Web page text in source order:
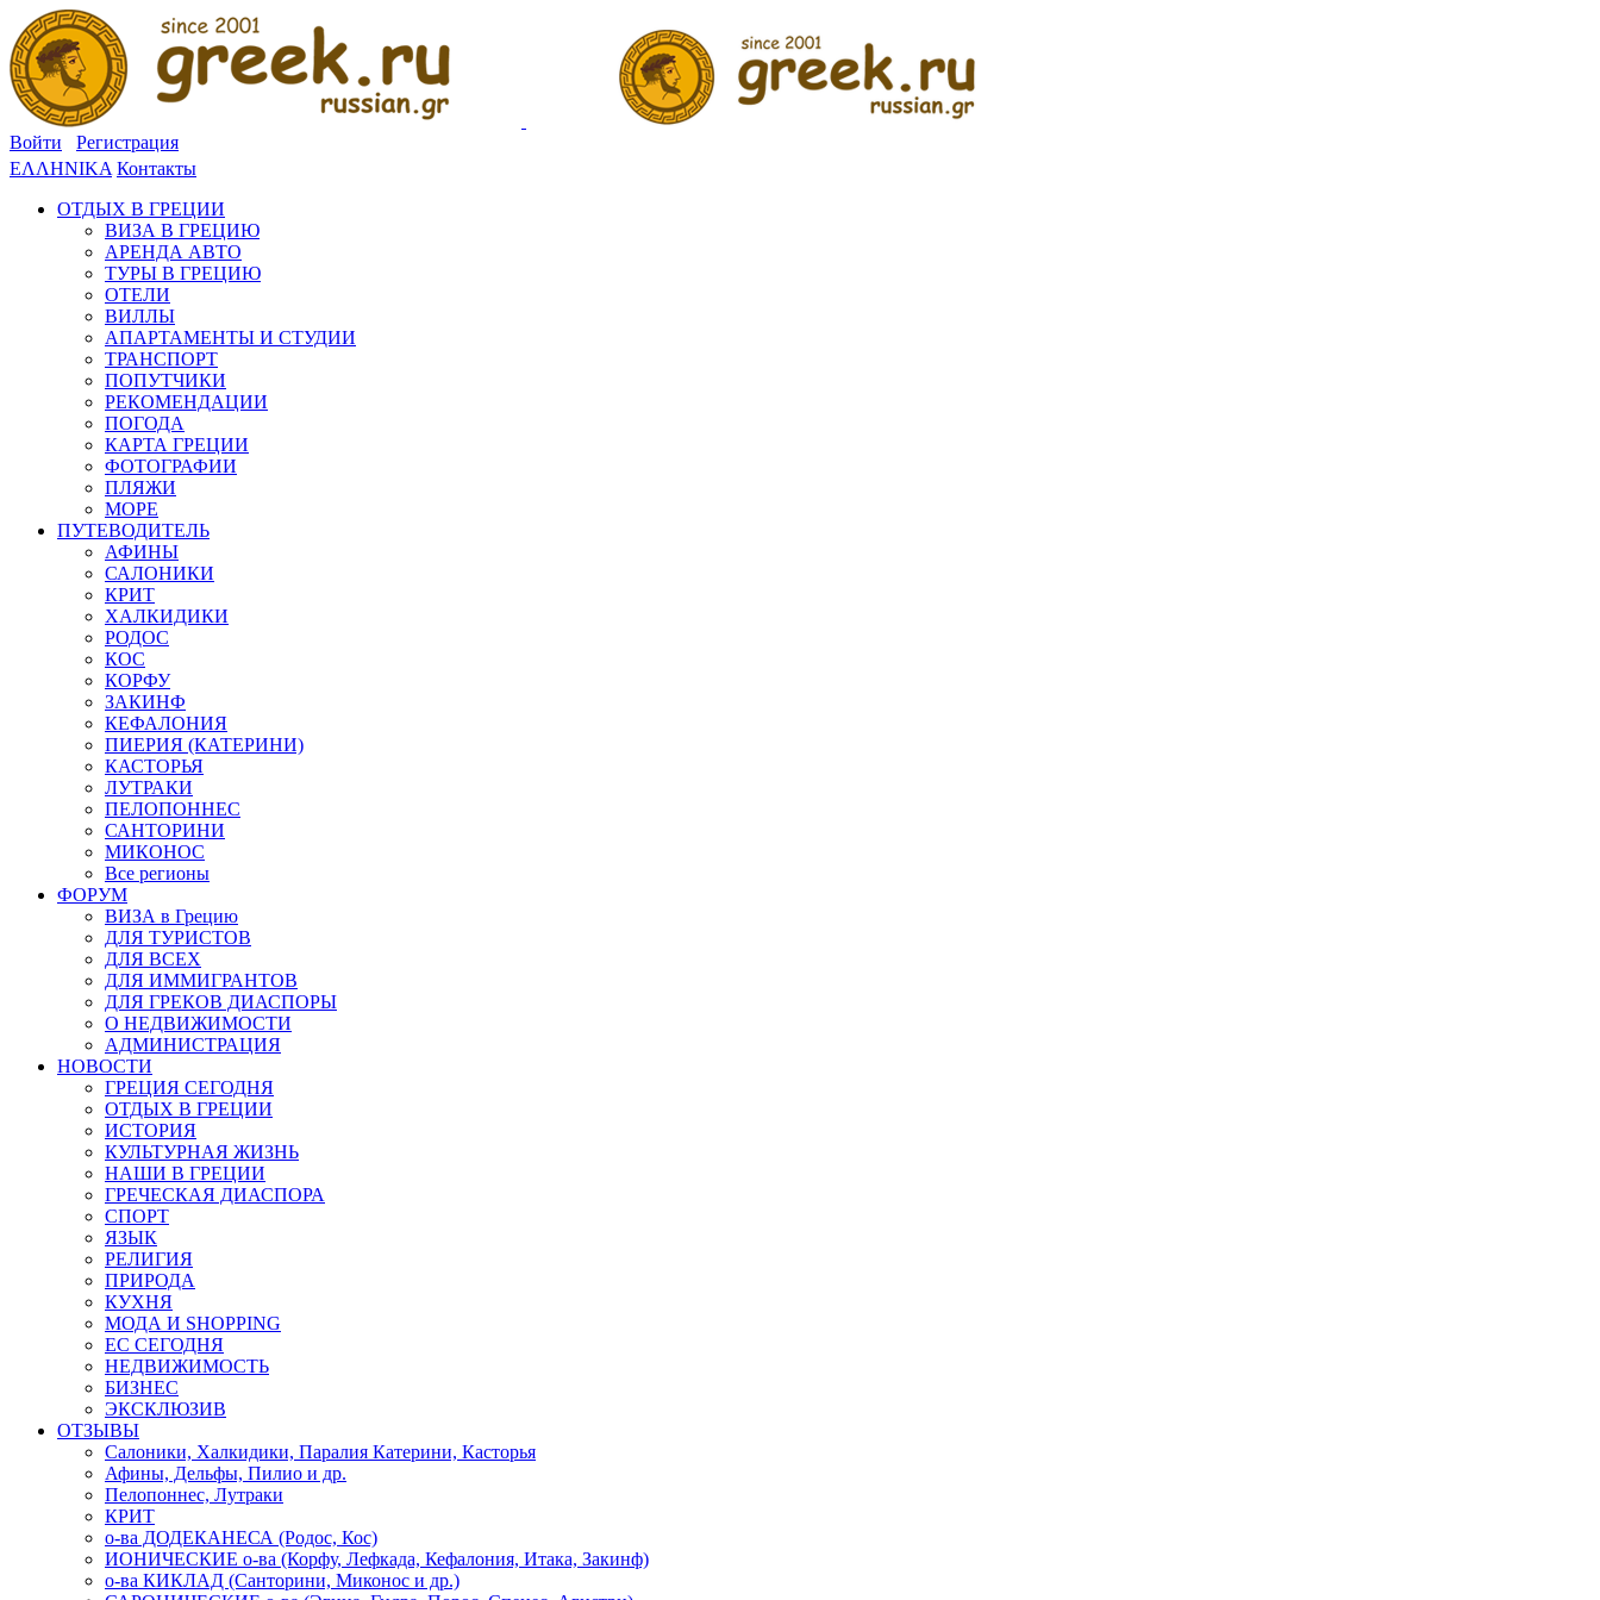
Войти
Регистрация
ΕΛΛΗΝΙΚΑ Контакты
ОТДЫХ В ГРЕЦИИ
ВИЗА В ГРЕЦИЮ
АРЕНДА АВТО
ТУРЫ В ГРЕЦИЮ
ОТЕЛИ
ВИЛЛЫ
АПАРТАМЕНТЫ И СТУДИИ
ТРАНСПОРТ
ПОПУТЧИКИ
РЕКОМЕНДАЦИИ
ПОГОДА
КАРТА ГРЕЦИИ
ФОТОГРАФИИ
ПЛЯЖИ
МОРЕ
ПУТЕВОДИТЕЛЬ
АФИНЫ
САЛОНИКИ
КРИТ
ХАЛКИДИКИ
РОДОС
КОС
КОРФУ
ЗАКИНФ
КЕФАЛОНИЯ
ПИЕРИЯ (КАТЕРИНИ)
КАСТОРЬЯ
ЛУТРАКИ
ПЕЛОПОННЕС
САНТОРИНИ
МИКОНОС
Все регионы
ФОРУМ
ВИЗА в Грецию
ДЛЯ ТУРИСТОВ
ДЛЯ ВСЕХ
ДЛЯ ИММИГРАНТОВ
ДЛЯ ГРЕКОВ ДИАСПОРЫ
О НЕДВИЖИМОСТИ
АДМИНИСТРАЦИЯ
НОВОСТИ
ГРЕЦИЯ СЕГОДНЯ
ОТДЫХ В ГРЕЦИИ
ИСТОРИЯ
КУЛЬТУРНАЯ ЖИЗНЬ
НАШИ В ГРЕЦИИ
ГРЕЧЕСКАЯ ДИАСПОРА
СПОРТ
ЯЗЫК
РЕЛИГИЯ
ПРИРОДА
КУХНЯ
МОДА И SHOPPING
ЕС СЕГОДНЯ
НЕДВИЖИМОСТЬ
БИЗНЕС
ЭКСКЛЮЗИВ
ОТЗЫВЫ
Салоники, Халкидики, Паралия Катерини, Касторья
Афины, Дельфы, Пилио и др.
Пелопоннес, Лутраки
КРИТ
о-ва ДОДЕКАНЕСА (Родос, Кос)
ИОНИЧЕСКИЕ о-ва (Корфу, Лефкада, Кефалония, Итака, Закинф)
о-ва КИКЛАД (Санторини, Миконос и др.)